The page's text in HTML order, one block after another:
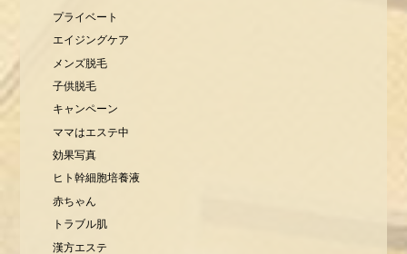
プライベート
エイジングケア
メンズ脱毛
子供脱毛
キャンペーン
ママはエステ中
効果写真
ヒト幹細胞培養液
赤ちゃん
トラブル肌
漢方エステ